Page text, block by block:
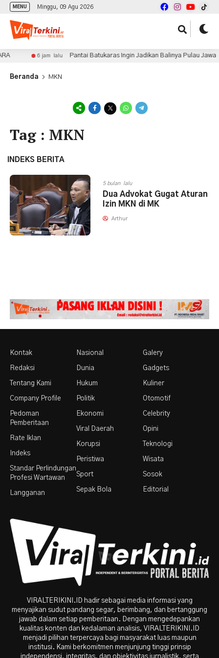
MENU Minggu, 09 Agu 2026
6 jam lalu Pantai Batukaras Ingin Jadikan Balinya Pulau Jawa
Beranda MKN
Tag : MKN
INDEKS BERITA
5 bulan lalu
Dua Advokat Gugat Aturan
Izin MKN di MK
Arthur
Kontak
Redaksi
Tentang Kami
Company Profile
Pedoman
Pemberitaan
Rate Iklan
Indeks
Standar Perlindungan
Profesi Wartawan
Langganan
Nasional
Dunia
Hukum
Politik
Ekonomi
Viral Daerah
Korupsi
Peristiwa
Sport
Sepak Bola
Galery
Gadgets
Kuliner
Otomotif
Celebrity
Opini
Teknologi
Wisata
Sosok
Editorial
VIRALTERIKINI.ID hadir sebagai media informasi yang
menyajikan sudut pandang segar, berimbang, dan bertanggung
jawab dalam setiap pemberitaan. Dengan mengedepankan
kualitas konten dan kedalaman analisis, VIRALTERIKINI.ID
menjadi pilihan terpercaya bagi masyarakat luas maupun
institusi. Kami berkomitmen menjunjung tinggi prinsip
independensi, integritas, dan objektivitas jurnalistik, serta